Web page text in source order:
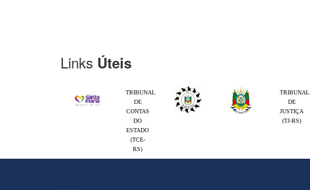
Links Úteis
TRIBUNAL
DE
CONTAS
DO
ESTADO
(TCE-
RS)
TRIBUNAL
DE
JUSTIÇA
(TJ-RS)